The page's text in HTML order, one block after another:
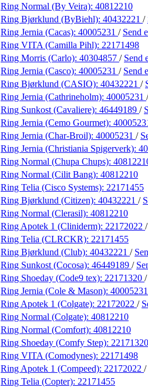
Ring Normal (By Veira): 40812210
Ring Bjørklund (ByBiehl): 40432221 /
Ring Jernia (Cacas): 40005231 / Send
Ring VITA (Camilla Pihl): 22171498
Ring Morris (Carlo): 40304857 / Send
Ring Jernia (Casco): 40005231 / Send
Ring Bjørklund (CASIO): 40432221 /
Ring Jernia (Cathrineholm): 40005231
Ring Sunkost (Cavaliere): 46449189 /
Ring Jernia (Cemo Gourmet):
Ring Jernia (Char-Broil): 40005231 /
Ring Jernia (Christiania Spigerverk):
Ring Normal (Chupa Chups):
Ring Normal (Cilit Bang): 40812210
Ring Telia (Cisco Systems): 22171455
Ring Bjørklund (Citizen): 40432221 /
Ring Normal (Clerasil): 40812210
Ring Apotek 1 (Cliniderm): 22172022 /
Ring Telia (CLRCKR): 22171455
Ring Bjørklund (Club): 40432221 /
Ring Sunkost (Cocosa): 46449189 /
Ring Shoeday (Code9 tex): 22171320 /
Ring Jernia (Cole & Mason): 40005231
Ring Apotek 1 (Colgate): 22172022 /
Ring Normal (Colgate): 40812210
Ring Normal (Comfort): 40812210
Ring Shoeday (Comfy Step): 22171320
Ring VITA (Comodynes): 22171498
Ring Apotek 1 (Compeed): 22172022 /
Ring Telia (Copter): 22171455